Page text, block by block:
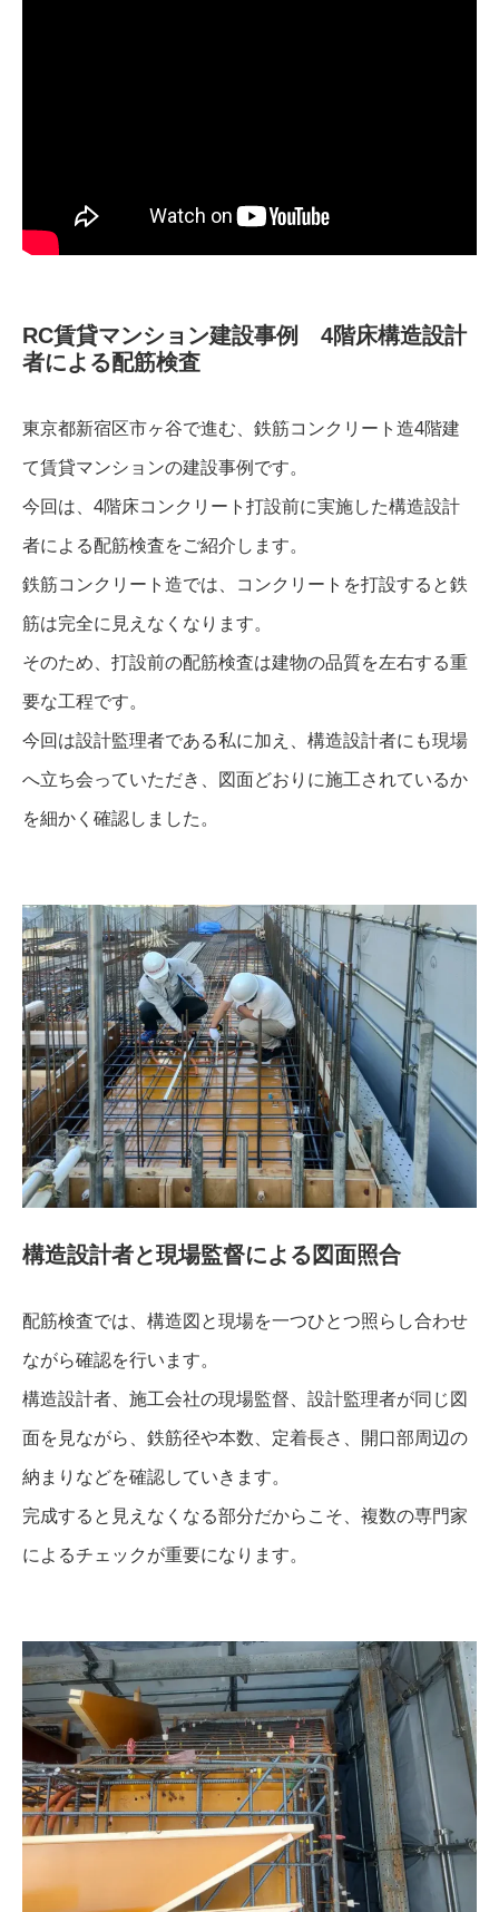
RC賃貸マンション建設事例 4階床構造設計
者による配筋検査
東京都新宿区市ヶ谷で進む、鉄筋コンクリート造4階建
て賃貸マンションの建設事例です。
今回は、4階床コンクリート打設前に実施した構造設計
者による配筋検査をご紹介します。
鉄筋コンクリート造では、コンクリートを打設すると鉄
筋は完全に見えなくなります。
そのため、打設前の配筋検査は建物の品質を左右する重
要な工程です。
今回は設計監理者である私に加え、構造設計者にも現場
へ立ち会っていただき、図面どおりに施工されているか
を細かく確認しました。
構造設計者と現場監督による図面照合
配筋検査では、構造図と現場を一つひとつ照らし合わせ
ながら確認を行います。
構造設計者、施工会社の現場監督、設計監理者が同じ図
面を見ながら、鉄筋径や本数、定着長さ、開口部周辺の
納まりなどを確認していきます。
完成すると見えなくなる部分だからこそ、複数の専門家
によるチェックが重要になります。